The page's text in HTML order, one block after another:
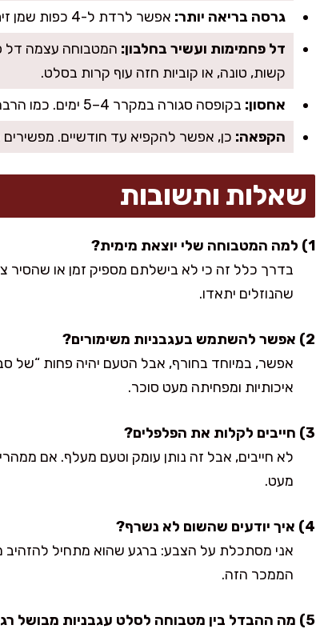
גרסה בריאה יותר: אפשר לרדת ל-4 כפות שמן זית. הטעם עדיין יהיה עשיר, רק פחות “ממרחי”.
דל פחמימות ועשיר בחלבון: המטבוחה עצמה דל
קשות, טונה, או קוביות חזה עוף קרות בסלט.
אחסון: בקופסה סגורה במקרר 4–5 ימים. כמו הרבה סלטים של אמא, היא אפילו משתבחת ביום למחרת.
הקפאה: כן, אפשר להקפיא עד חודשיים.
שאלות ותשובות
1) למה המטבוחה שלי יוצאת מימית?
בדרך כלל זה כי לא בישלתם מספיק זמן או
שהנוזלים יתאדו.
2) אפשר להשתמש בעגבניות משימורים?
אפשר, במיוחד בחורף, אבל הטעם יהיה פחות “של
איכותיות ומפחיתה מעט סוכר.
3) חייבים לקלות את הפלפלים?
לא חייבים, אבל זה נותן עומק וטעם מעלף. אם
מעט.
4) איך יודעים שהשום לא נשרף?
אני מסתכלת על הצבע: ברגע שהוא מתחיל להזהיב
הממכר הזה.
5) מה ההבדל בין מטבוחה לסלט עגבניות מבושל רגיל?